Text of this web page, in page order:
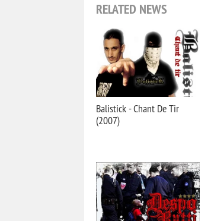
RELATED NEWS
Balistick - Chant De Tir
(2007)